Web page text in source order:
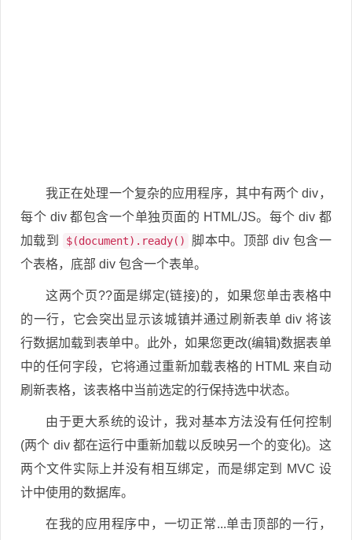
我正在处理一个复杂的应用程序，其中有两个 div，
每个 div 都包含一个单独页面的 HTML/JS。每个 div 都
加载到
$(document).ready()
脚本中。顶部 div 包含一
个表格，底部 div 包含一个表单。
这两个页??面是绑定(链接)的，如果您单击表格中
的一行，它会突出显示该城镇并通过刷新表单 div 将该
行数据加载到表单中。此外，如果您更改(编辑)数据表单
中的任何字段，它将通过重新加载表格的 HTML 来自动
刷新表格，该表格中当前选定的行保持选中状态。
由于更大系统的设计，我对基本方法没有任何控制
(两个 div 都在运行中重新加载以反映另一个的变化)。这
两个文件实际上并没有相互绑定，而是绑定到 MVC 设
计中使用的数据库。
在我的应用程序中，一切正常...单击顶部的一行，